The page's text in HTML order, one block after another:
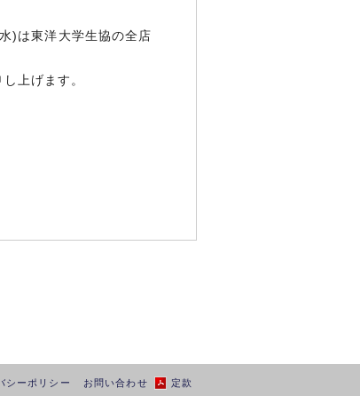
)は東洋大学生協の全店
上げます。
定款
お問い合わせ
シーポリシー